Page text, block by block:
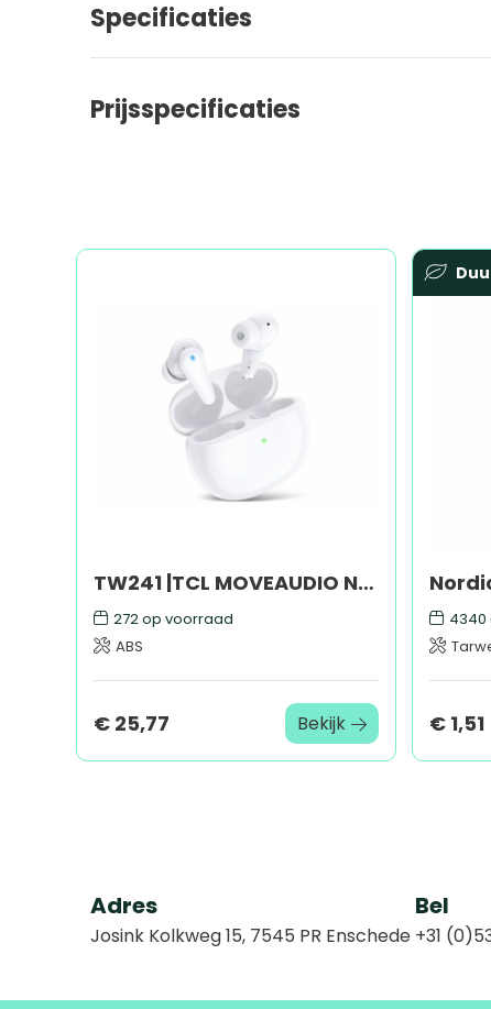
Specificaties
Prijsspecificaties
TW241 |TCL MOVEAUDIO Neo
272op voorraad
ABS
€ 25,77 Bekijk
4340
€ 1,51
Adres
Josink Kolkweg 15, 7545 PR Enschede
Bel
+31